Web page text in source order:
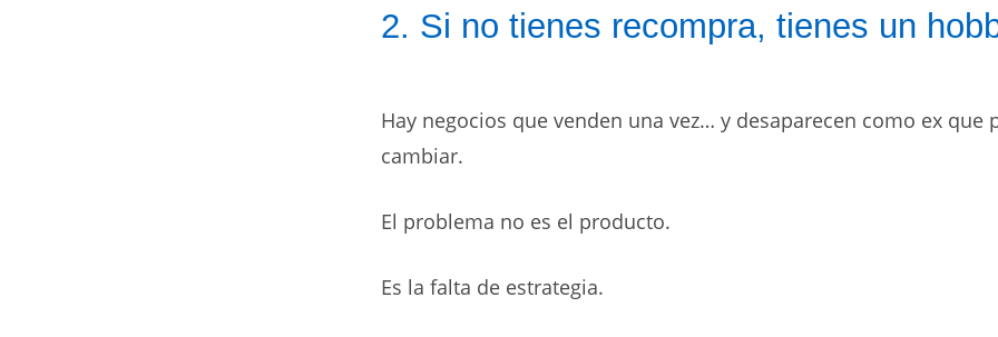
2. Si no tienes recompra, tienes un
Hay negocios que venden una vez… y desaparecen como ex que
cambiar.
El problema no es el producto.
Es la falta de estrategia.